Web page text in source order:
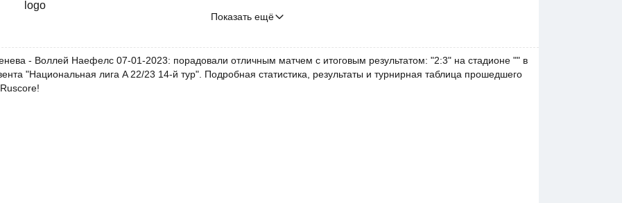
Показать ещё
- Воллей Наефелс 07-01-2023: порадовали отличным матчем с итоговым результатом: "2:3" на стадионе "" в
"Национальная лига A 22/23 14-й тур". Подробная статистика, результаты и турнирная таблица прошедшего